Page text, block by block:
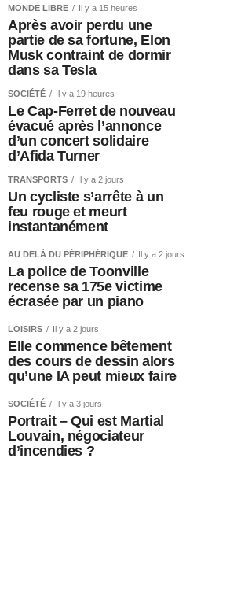
MONDE LIBRE Il y a 15 heures
Après avoir perdu une
partie de sa fortune, Elon
Musk contraint de dormir
dans sa Tesla
SOCIÉTÉ Il y a 19 heures
Le Cap-Ferret de nouveau
évacué après l’annonce
d’un concert solidaire
d’Afida Turner
TRANSPORTS Il y a 2 jours
Un cycliste s’arrête à un
feu rouge et meurt
instantanément
AU DELÀ DU PÉRIPHÉRIQUE Il y a 2 jours
La police de Toonville
recense sa 175e victime
écrasée par un piano
LOISIRS Il y a 2 jours
Elle commence bêtement
des cours de dessin alors
qu’une IA peut mieux faire
SOCIÉTÉ Il y a 3 jours
Portrait – Qui est Martial
Louvain, négociateur
d’incendies ?